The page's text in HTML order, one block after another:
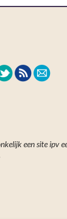
een site ipv